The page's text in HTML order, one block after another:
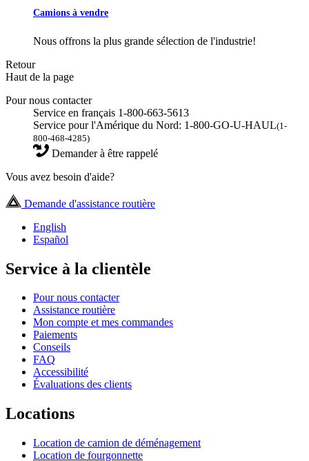
Camions à vendre
Nous offrons la plus grande sélection de l'industrie!
Retour
Haut de la page
Pour nous contacter
Service en français 1-800-663-5613
Service pour l'Amérique du Nord: 1-800-GO-U-HAUL(1-
800-468-4285)
Demander à être rappelé
Vous avez besoin d'aide?
Demande d'assistance routière
English
Español
Service à la clientèle
Pour nous contacter
Assistance routière
Mon compte et mes commandes
Paiements
Conseils
FAQ
Accessibilité
Évaluations des clients
Locations
Location de camion de déménagement
Location de fourgonnette